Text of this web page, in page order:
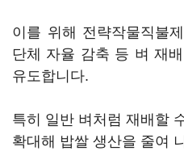
이를 위해 전략작물직불
단체 자율 감축 등 벼 재
유도합니다.
특히 일반 벼처럼 재배할
확대해 밥쌀 생산을 줄여